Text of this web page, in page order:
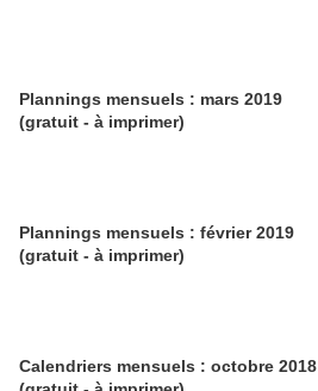
Plannings mensuels : mars 2019
(gratuit - à imprimer)
Plannings mensuels : février 2019
(gratuit - à imprimer)
Calendriers mensuels : octobre 2018